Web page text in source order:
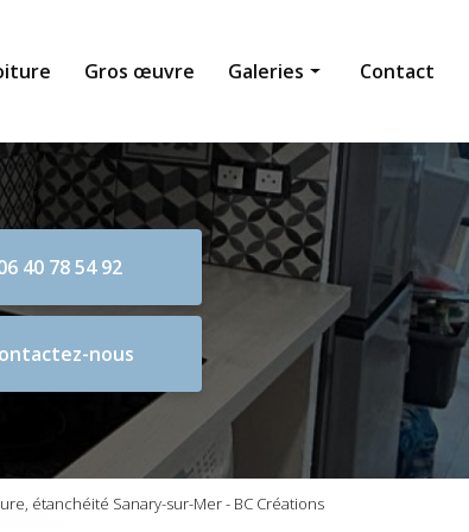
Gros œuvre Galeries
Maçonnerie générale
Toiture
Gros œuvre
Contact
40 78 54 92
nous
étanchéité Sanary-sur-Mer - BC Créations